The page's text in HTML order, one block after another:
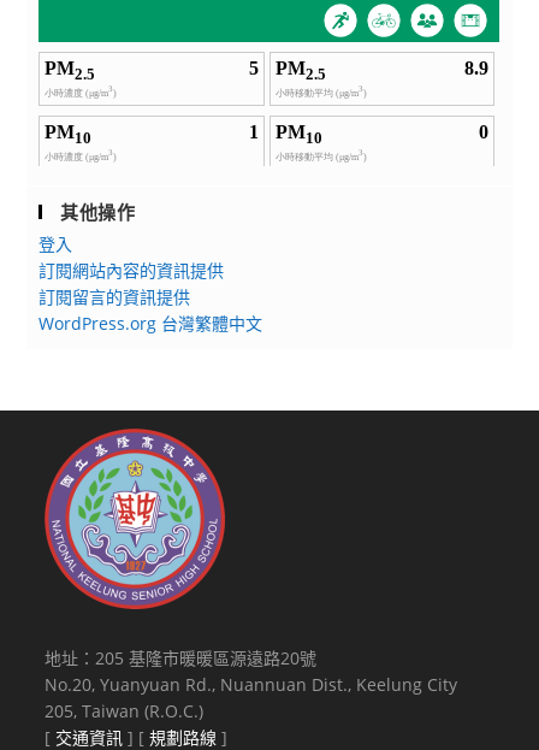
其他操作
登入
訂閱網站內容的資訊提供
訂閱留言的資訊提供
WordPress.org 台灣繁體中文
地址：205 基隆市暖暖區源遠路20號
No.20, Yuanyuan Rd., Nuannuan Dist., Keelung City
205, Taiwan (R.O.C.)
[ 交通資訊 ] [規劃路線 ]